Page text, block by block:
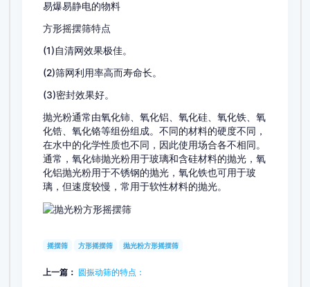
易爆易静电的物料
方形摇摆筛特点
(1)自清网效果极佳。
(2)筛网利用率高而寿命长。
(3)密封效果好。
抛光粉通常由氧化铈、氧化铝、氧化硅、氧化铁、氧
化锆、氧化铬等组份组成。不同的材料的硬度不同，
在水中的化学性质也不同，因此使用场合各不相同。
通常，氧化铈抛光粉用于玻璃和含硅材料的抛光，氧
化铝抛光粉用于不锈钢的抛光，氧化铁也可用于玻
璃，但速度较慢，常用于软性材料的抛光。
摇摆筛 方形摇摆筛 抛光粉方形摇摆筛
上一篇： 圆振动筛的特点：